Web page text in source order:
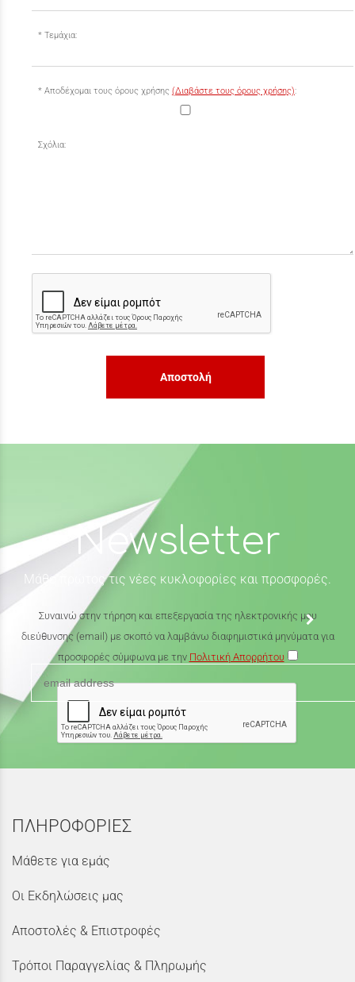
Τεμάχια:
Αποδέχομαι τους όρους χρήσης (Διαβάστε τους όρους χρήσης):
Σχόλια:
Αποστολή
Newsletter
Μάθε πρώτος τις νέες κυκλοφορίες και προσφορές.
Συναινώ στην τήρηση και επεξεργασία της ηλεκτρονικής μου
διεύθυνσης (email) με σκοπό να λαμβάνω διαφημιστικά μηνύματα για
προσφορές σύμφωνα με την Πολιτική Απορρήτου
ΠΛΗΡΟΦΟΡΙΕΣ
Μάθετε για εμάς
Οι Εκδηλώσεις μας
Αποστολές & Επιστροφές
Τρόποι Παραγγελίας & Πληρωμής